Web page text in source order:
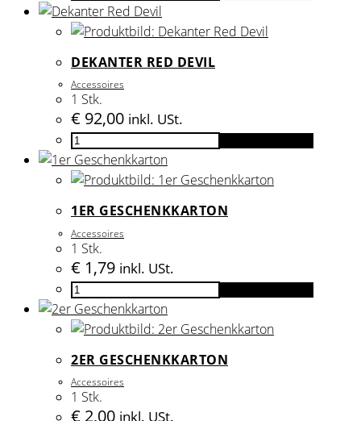
Dekanter
„Merlot“
DEKANTER RED DEVIL
Accessoires
1 Stk.
€ 92,00 inkl. USt.
Dekanter
Red
Devil
1ER GESCHENKKARTON
Accessoires
1 Stk.
€ 1,79 inkl. USt.
1er
Geschenkkarton
Menge
2ER GESCHENKKARTON
Accessoires
1 Stk.
€ 2,00 inkl. USt.